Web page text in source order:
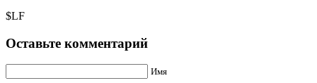
$LF
Оставьте комментарий
Имя